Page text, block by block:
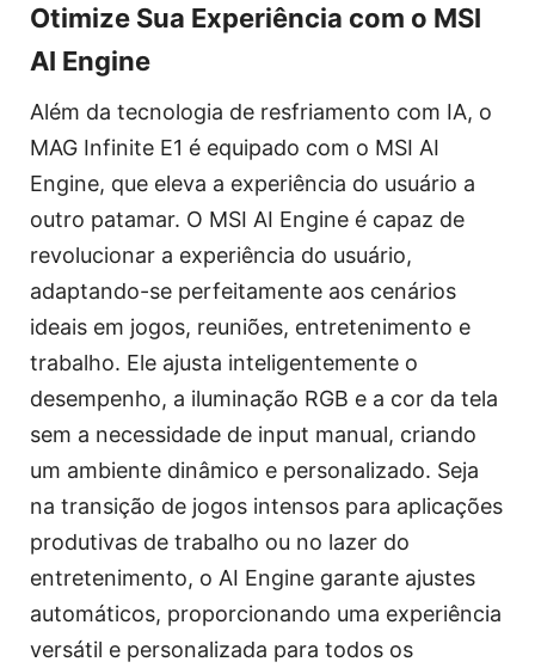
Otimize Sua Experiência com o MSI
AI Engine
Além da tecnologia de resfriamento com IA, o
MAG Infinite E1 é equipado com o MSI AI
Engine, que eleva a experiência do usuário a
outro patamar. O MSI AI Engine é capaz de
revolucionar a experiência do usuário,
adaptando-se perfeitamente aos cenários
ideais em jogos, reuniões, entretenimento e
trabalho. Ele ajusta inteligentemente o
desempenho, a iluminação RGB e a cor da tela
sem a necessidade de input manual, criando
um ambiente dinâmico e personalizado. Seja
na transição de jogos intensos para aplicações
produtivas de trabalho ou no lazer do
entretenimento, o AI Engine garante ajustes
automáticos, proporcionando uma experiência
versátil e personalizada para todos os